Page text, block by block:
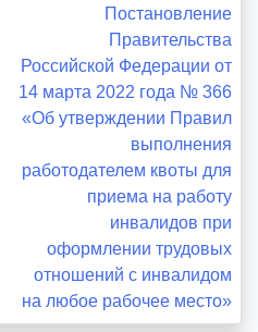
Постановление
Правительства
Российской Федерации от
14 марта 2022 года № 366
«Об утверждении Правил
выполнения
работодателем квоты для
приема на работу
инвалидов при
оформлении трудовых
отношений с инвалидом
на любое рабочее место»